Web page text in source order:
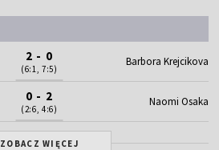
2 - 0
(6:1, 7:5)
Barbora Krejcikova
0 - 2
(2:6, 4:6)
Naomi Osaka
ZOBACZ WIĘCEJ